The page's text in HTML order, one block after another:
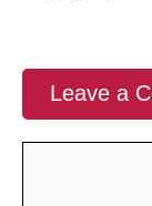
Leave a